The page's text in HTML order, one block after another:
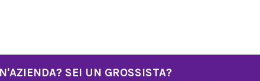
SEI UN GROSSISTA?